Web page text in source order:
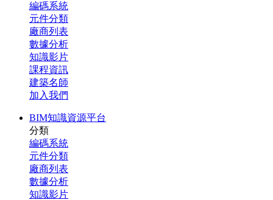
編碼系統
元件分類
廠商列表
數據分析
知識影片
課程資訊
建築名師
加入我們
BIM知識資源平台
分類
編碼系統
元件分類
廠商列表
數據分析
知識影片